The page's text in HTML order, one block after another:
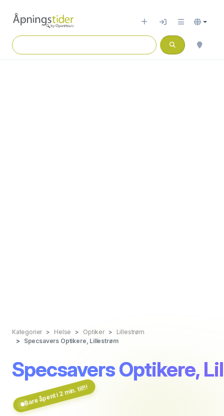
Kategorier Helse Optiker
Lillestrøm
Specsavers Optikere, Lillestrøm
Specsavers Optikere,
Bare åpent i 2 min. til!!!